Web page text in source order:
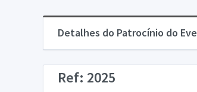
Detalhes do Patrocínio do
Ref: 2025